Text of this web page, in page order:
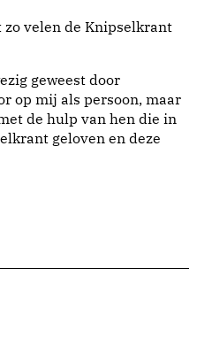
velen de Knipselkrant
geweest door
op mij als persoon, maar
de hulp van hen die in
geloven en deze